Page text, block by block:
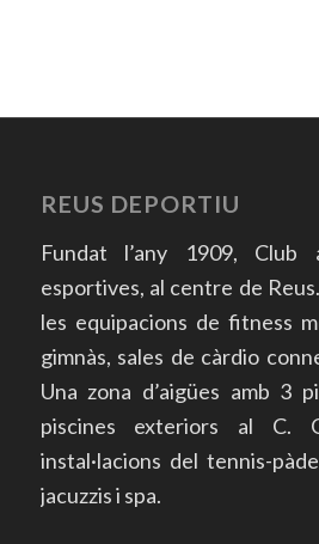
REUS DEPORTIU
Fundat l’any 1909, Club
esportives, al centre de
les equipacions de fitness
gimnàs, sales de càrdio
Una zona d’aigües amb 3
piscines exteriors al
instal·lacions del tennis-
jacuzzis i spa.